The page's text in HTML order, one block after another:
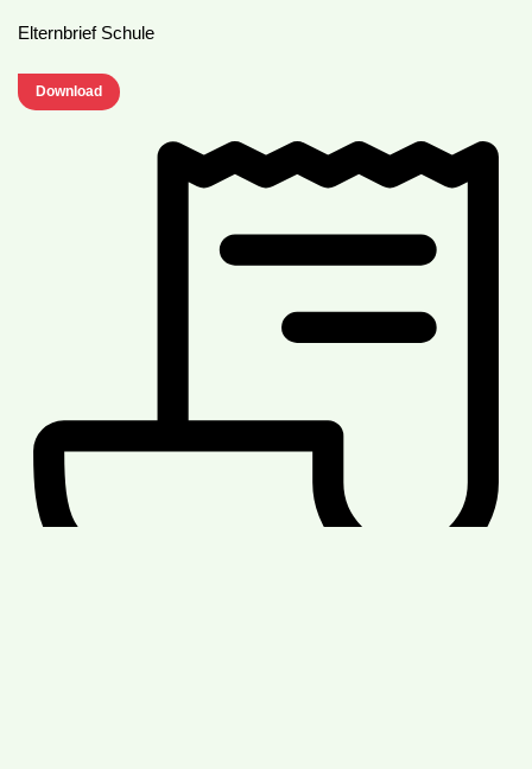
Elternbrief Schule
Download